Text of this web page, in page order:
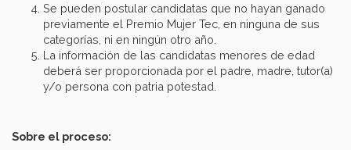
Se pueden postular candidatas que no hayan ganado
previamente el Premio Mujer Tec, en ninguna de sus
categorías, ni en ningún otro año.
La información de las candidatas menores de edad
deberá ser proporcionada por el padre, madre, tutor(a)
y/o persona con patria potestad.
Sobre el proceso: